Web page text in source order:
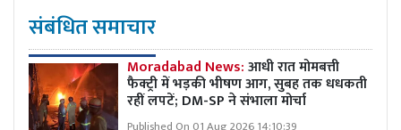
संबंधित समाचार
Moradabad News:आधी रात मोमबत्ती
फैक्ट्री में भड़की भीषण आग, सुबह तक धधकती
रहीं लपटें; DM-SP ने संभाला मोर्चा